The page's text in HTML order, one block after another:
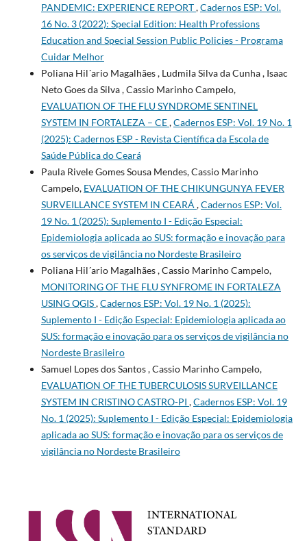
PANDEMIC: EXPERIENCE REPORT,Cadernos ESP: Vol.
16 No. 3 (2022): Special Edition: Health Professions
Education and Special Session Public Policies - Programa
Cuidar Melhor
Poliana Hil´ario Magalhães , Ludmila Silva da Cunha , Isaac
Neto Goes da Silva , Cassio Marinho Campelo,
EVALUATION OF THE FLU SYNDROME SENTINEL
SYSTEM IN FORTALEZA – CE,Cadernos ESP: Vol. 19 No. 1
(2025): Cadernos ESP - Revista Cientí­fica da Escola de
Saúde Pública do Ceará
Paula Rivele Gomes Sousa Mendes, Cassio Marinho
Campelo, EVALUATION OF THE CHIKUNGUNYA FEVER
SURVEILLANCE SYSTEM IN CEARÁ ,Cadernos ESP: Vol.
19 No. 1 (2025): Suplemento I - Edição Especial:
Epidemiologia aplicada ao SUS: formação e inovação para
os serviços de vigilância no Nordeste Brasileiro
Poliana Hil´ario Magalhães , Cassio Marinho Campelo,
MONITORING OF THE FLU SYNFROME IN FORTALEZA
USING QGIS,Cadernos ESP: Vol. 19 No. 1 (2025):
Suplemento I - Edição Especial: Epidemiologia aplicada ao
SUS: formação e inovação para os serviços de vigilância no
Nordeste Brasileiro
Samuel Lopes dos Santos , Cassio Marinho Campelo,
EVALUATION OF THE TUBERCULOSIS SURVEILLANCE
SYSTEM IN CRISTINO CASTRO-PI ,Cadernos ESP: Vol. 19
No. 1 (2025): Suplemento I - Edição Especial: Epidemiologia
aplicada ao SUS: formação e inovação para os serviços de
vigilância no Nordeste Brasileiro